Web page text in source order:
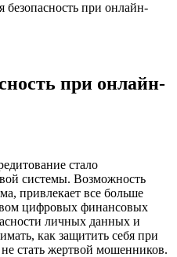
безопасность при онлайн-
при онлайн-
стало
системы. Возможность
привлекает все больше
цифровых финансовых
личных данных и
как защитить себя при
стать жертвой мошенников.